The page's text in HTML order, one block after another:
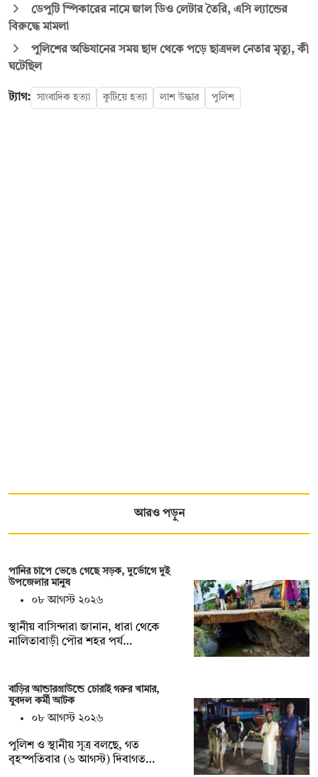
ডেপুটি স্পিকারের নামে জাল ডিও লেটার তৈরি, এসি ল্যান্ডের
বিরুদ্ধে মামলা
পুলিশের অভিযানের সময় ছাদ থেকে পড়ে ছাত্রদল নেতার মৃত্যু, কী
ঘটেছিল
ট্যাগ: সাংবাদিক হত্যা কুটিয়ে হত্যা লাশ উদ্ধার পুলিশ
আরও পড়ুন
পানির চাপে ভেঙে গেছে সড়ক, দুর্ভোগে দুই
উপজেলার মানুষ
০৮ আগস্ট ২০২৬
স্থানীয় বাসিন্দারা জানান, ধারা থেকে
নালিতাবাড়ী পৌর শহর পর্য…
বাড়ির আন্ডারগ্রাউন্ডে চোরাই গরুর খামার,
যুবদল কর্মী আটক
০৮ আগস্ট ২০২৬
পুলিশ ও স্থানীয় সূত্র বলছে, গত
বৃহস্পতিবার (৬ আগস্ট) দিবাগত…